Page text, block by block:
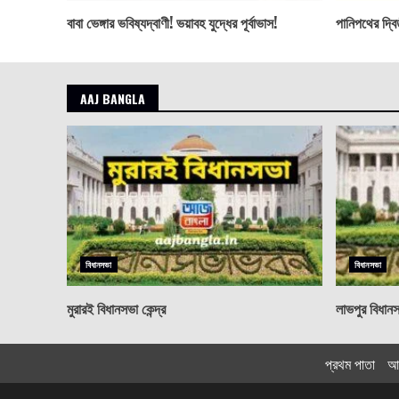
বাবা ভেঙ্গার ভবিষ্যদ্বাণী! ভয়াবহ যুদ্ধের পূর্বাভাস! পানিপথের
AAJ BANGLA
বিধানসভা
মুরারই বিধানসভা কেন্দ্র
বিধানসভা
লাভপুর
প্রথম পাতা